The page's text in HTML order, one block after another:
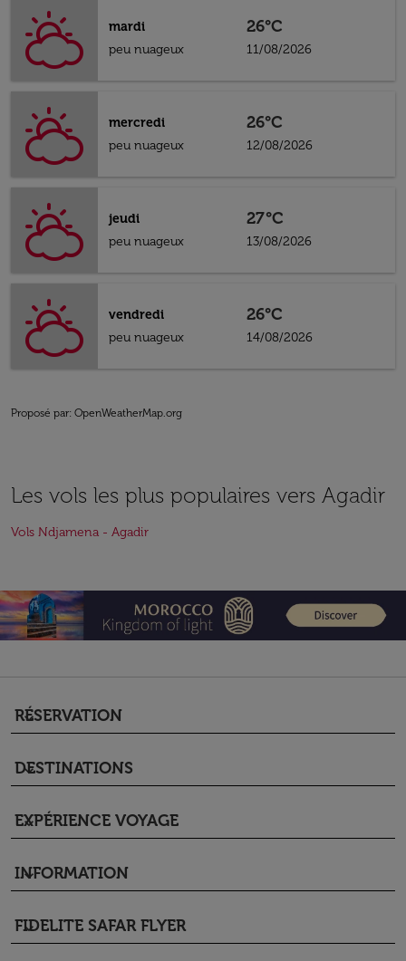
mardi
peu nuageux
26°C
11/08/2026
mercredi
peu nuageux
26°C
12/08/2026
jeudi
peu nuageux
27°C
13/08/2026
vendredi
peu nuageux
26°C
14/08/2026
Proposé par: OpenWeatherMap.org
Les vols les plus populaires vers Agadir
Vols Ndjamena - Agadir
RÉSERVATION
keyboard_arrow_down
DESTINATIONS
keyboard_arrow_down
EXPÉRIENCE VOYAGE
keyboard_arrow_down
INFORMATION
keyboard_arrow_down
FIDELITE SAFAR FLYER
keyboard_arrow_down